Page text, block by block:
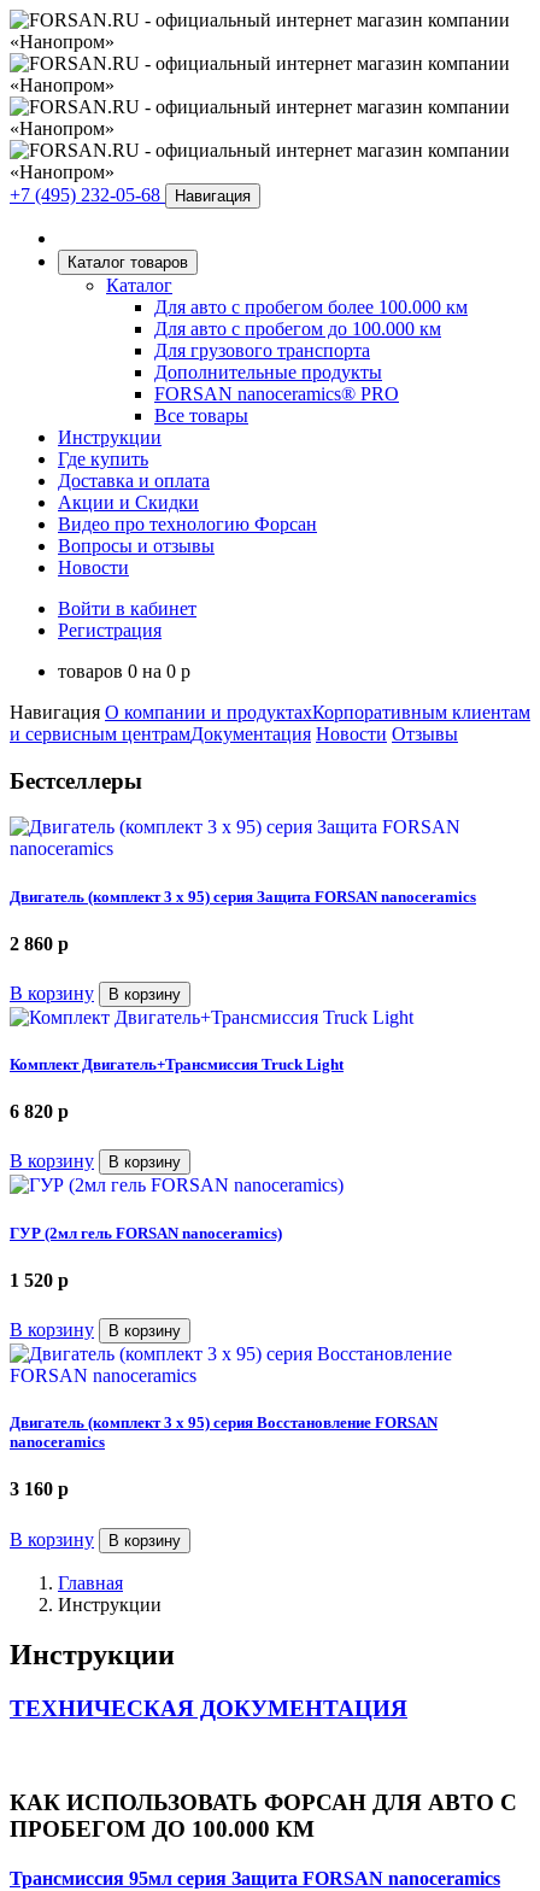
+7 (495) 232-05-68 Навигация
Каталог товаров
Каталог
Для авто с пробегом более 100.000 км
Для авто с пробегом до 100.000 км
Для грузового транспорта
Дополнительные продукты
FORSAN nanoceramics® PRO
Все товары
Инструкции
Где купить
Доставка и оплата
Акции и Скидки
Видео про технологию Форсан
Вопросы и отзывы
Новости
Войти в кабинет
Регистрация
товаров 0 на 0 p
Навигация О компании и продуктахКорпоративным клиентам
и сервисным центрамДокументация Новости Отзывы
Бестселлеры
Двигатель (комплект 3 х 95) серия Защита FORSAN nanoceramics
2 860 p
В корзину В корзину
Комплект Двигатель+Трансмиссия Truck Light
6 820 p
В корзину В корзину
ГУР (2мл гель FORSAN nanoceramics)
1 520 p
В корзину В корзину
Двигатель (комплект 3 х 95) серия Восстановление FORSAN
nanoceramics
3 160 p
В корзину В корзину
Главная
Инструкции
Инструкции
ТЕХНИЧЕСКАЯ ДОКУМЕНТАЦИЯ
КАК ИСПОЛЬЗОВАТЬ ФОРСАН ДЛЯ АВТО С
ПРОБЕГОМ ДО 100.000 КМ
Трансмиссия 95мл серия Защита FORSAN nanoceramics